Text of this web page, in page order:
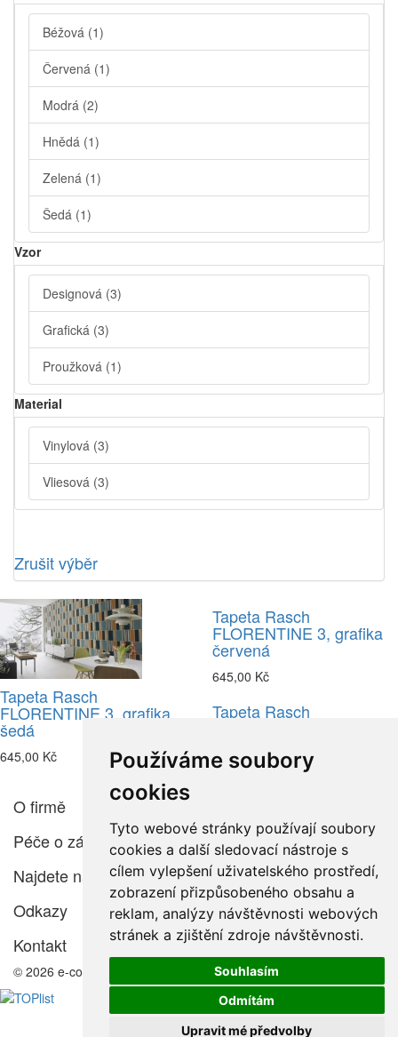
Používáme soubory
cookies
Tyto webové stránky používají soubory
cookies a další sledovací nástroje s
cílem vylepšení uživatelského prostředí,
zobrazení přizpůsobeného obsahu a
reklam, analýzy návštěvnosti webových
stránek a zjištění zdroje návštěvnosti.
Souhlasím
Odmítám
Upravit mé předvolby
Béžová (1)
Červená (1)
Modrá (2)
Hnědá (1)
Zelená (1)
Šedá (1)
Vzor
Designová (3)
Grafická (3)
Proužková (1)
Material
Vinylová (3)
Vliesová (3)
Zrušit výběr
Tapeta Rasch
FLORENTINE 3, grafika
šedá
645,00 Kč
Tapeta Rasch
FLORENTINE 3, grafika
červená
645,00 Kč
Tapeta Rasch
645,00 Kč
O firmě
Péče o zákazníka
Najdete nás
Odkazy
Kontakt
© 2026 e-color.cz